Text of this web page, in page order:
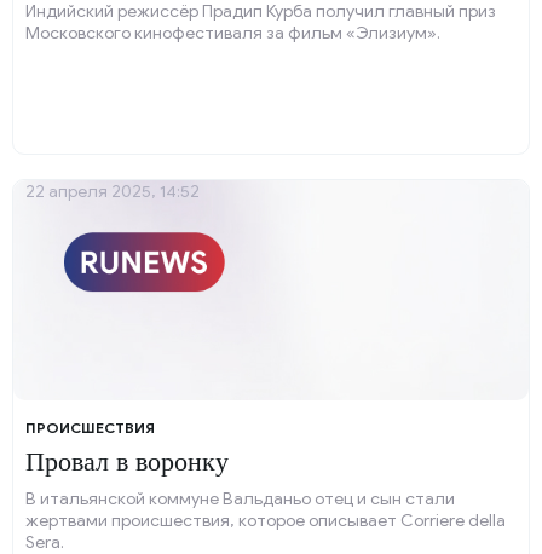
Индийский режиссёр Прадип Курба получил главный приз
Московского кинофестиваля за фильм «Элизиум».
ПРОИСШЕСТВИЯ
Провал в воронку
В итальянской коммуне Вальданьо отец и сын стали
жертвами происшествия, которое описывает Corriere della
Sera.
22 апреля 2025, 14:52